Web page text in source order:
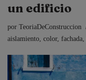
un edificio
por TeoriaDeConstruccion
aislamiento color, fachada